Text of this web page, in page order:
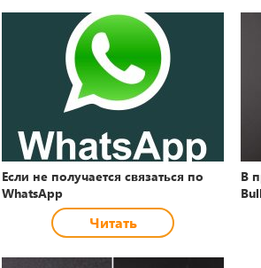
Если не получается связаться по
WhatsApp
Читать
В